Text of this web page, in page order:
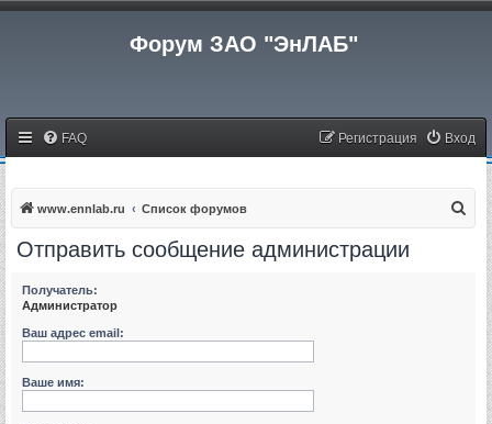
Форум ЗАО "ЭнЛАБ"
FAQ Вход
Регистрация
www.ennlab.ru Список форумов
Отправить сообщение администрации
Получатель:
Администратор
Ваш адрес email:
Ваше имя: